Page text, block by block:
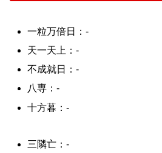
一粒万倍日：-
天一天上：-
不成就日：-
八専：-
十方暮：-
三隣亡：-